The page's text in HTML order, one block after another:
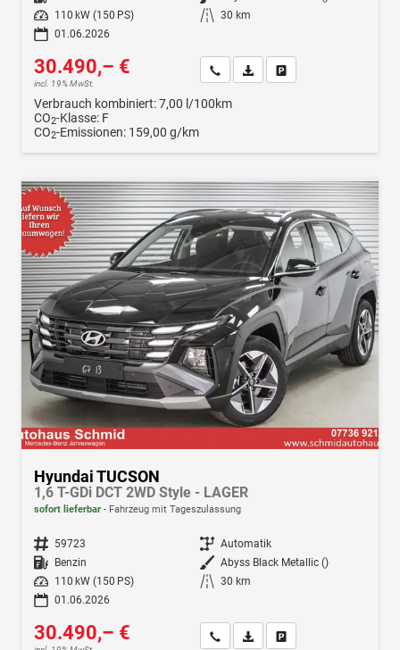
Leistung
110 kW (150 PS) Kilometerstand 30 km
01.06.2026
30.490,– €
incl. 19% MwSt.
Wir rufen Sie anFahrzeugexposé (PDF)
Verbrauch kombiniert:7,00 l/100km
CO2-Klasse: F
CO2-Emissionen: 159,00 g/km
Hyundai TUCSON
1,6 T-GDi DCT 2WD Style - LAGER
sofort lieferbar Fahrzeug mit Tageszulassung
Fahrzeugnr. 59723 Getriebe Automatik
Kraftstoff Benzin Außenfarbe Abyss Black Metallic ()
Leistung
110 kW (150 PS) Kilometerstand 30 km
01.06.2026
30.490,– € Wir rufen Sie anFahrzeugexposé (PDF)